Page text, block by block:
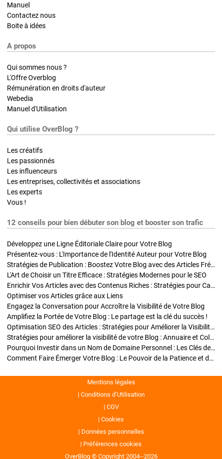
Manuel
Contactez nous
Boite à idées
A propos
Qui sommes nous ?
L'Offre Overblog
Rémunération en droits d'auteur
Webedia
Manuel d'Utilisation
Qui utilise OverBlog ?
Les créatifs
Les passionnés
Les influenceurs
Les entreprises, collectivités et associations
Les experts
Vous !
12 conseils pour bien débuter son blog et booster son trafic
Développez une Ligne Éditoriale Claire pour Votre Blog
Présentez-vous : L'Importance de l'Identité Auteur pour Votre Blog
Stratégies de Publication : Boostez Votre Blog avec des Articles Fréquents et Exclusifs
L'Art de Choisir un Titre Efficace : Stratégies Modernes pour le SEO
Enrichir Vos Articles avec des Contenus Riches : Stratégies pour Captiver et Optimiser
Optimiser vos Articles grâce aux Liens
Engagez la Conversation pour Accroître la Visibilité de Votre Blog
Amplifiez la Portée de Votre Blog : Le partage est la clé du succès !
Optimisation SEO des Articles : Stratégies pour Améliorer la Visibilité de Votre Blog
Stratégies pour améliorer la visibilité de votre Blog : Annuaire et Collaborations
Pourquoi Investir dans un Nom de Domaine Personnel : Les Clés de la Réussite de Votre Blog
Comment Faire Émerger Votre Blog : Le Pouvoir de la Patience et de la Persévérance
Mentions légales
Conditions d’Utilisation
CGV
Cookies
Données personnelles
Préférences cookies
OverBlog © Copyright 2004--2026